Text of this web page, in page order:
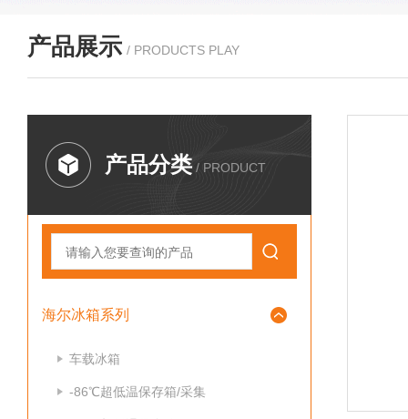
产品展示 / PRODUCTS PLAY
产品分类 / PRODUCT
海尔冰箱系列
车载冰箱
-86℃超低温保存箱/采集